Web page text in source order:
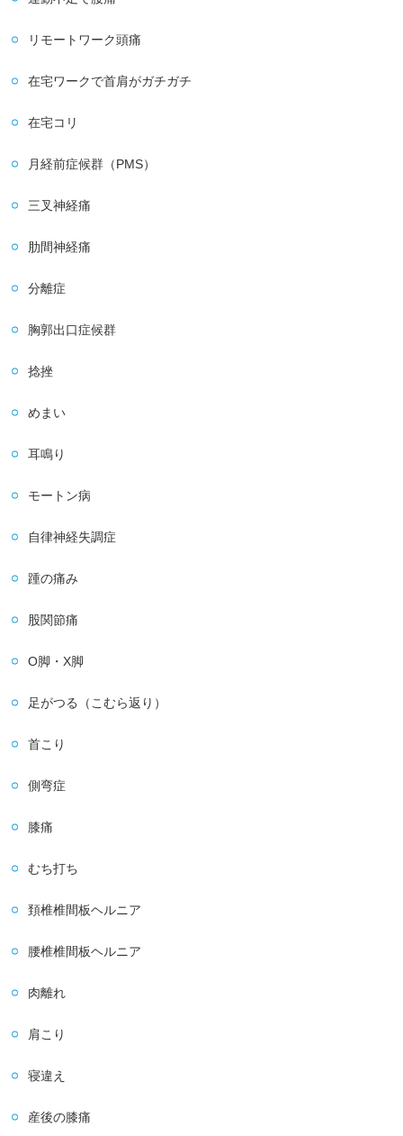
リモートワーク頭痛
在宅ワークで首肩がガチガチ
在宅コリ
月経前症候群（PMS）
三叉神経痛
肋間神経痛
分離症
胸郭出口症候群
捻挫
めまい
耳鳴り
モートン病
自律神経失調症
踵の痛み
股関節痛
O脚・X脚
足がつる（こむら返り）
首こり
側弯症
膝痛
むち打ち
頚椎椎間板ヘルニア
腰椎椎間板ヘルニア
肉離れ
肩こり
寝違え
産後の膝痛